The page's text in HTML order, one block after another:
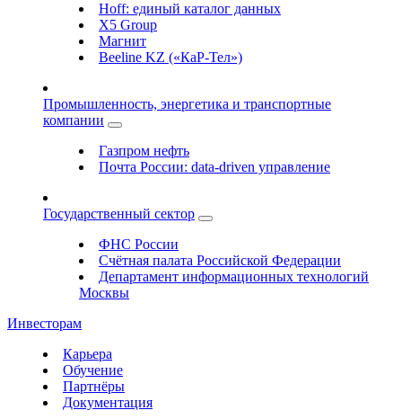
Hoff: единый каталог данных
X5 Group
Магнит
Beeline KZ («КаР-Тел»)
Промышленность, энергетика и транспортные
компании
Газпром нефть
Почта России: data-driven управление
Государственный сектор
ФНС России
Счётная палата Российской Федерации
Департамент информационных технологий
Москвы
Инвесторам
Карьера
Обучение
Партнёры
Документация